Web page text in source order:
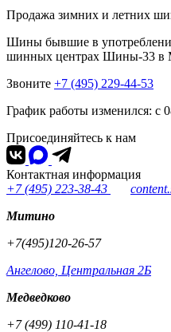
Продажа зимних и летних
Шины бывшие в
шинных центрах Шины-33 в
Звоните +7 (495) 229-44-53
График работы изменился: с
Присоединяйтесь к нам
Контактная информация
+7 (495) 223-38-43
Митино
+7(495)120-26-57
Ангелово, Центральная 2Б
Медведково
+7 (499) 110-41-18